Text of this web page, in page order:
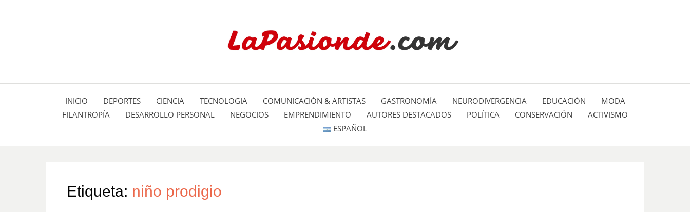
LA PASIÓN DE:
INICIO DEPORTES CIENCIA TECNOLOGIA COMUNICACIÓN & ARTISTAS GASTRONOMÍA NEURODIVERGENCIA EDUCACIÓN
MODA
FILANTROPÍA
DESARROLLO PERSONAL NEGOCIOS EMPRENDIMIENTO AUTORES DESTACADOS POLÍTICA CONSERVACIÓN
ACTIVISMO
ESPAÑOL
Etiqueta: niño prodigio